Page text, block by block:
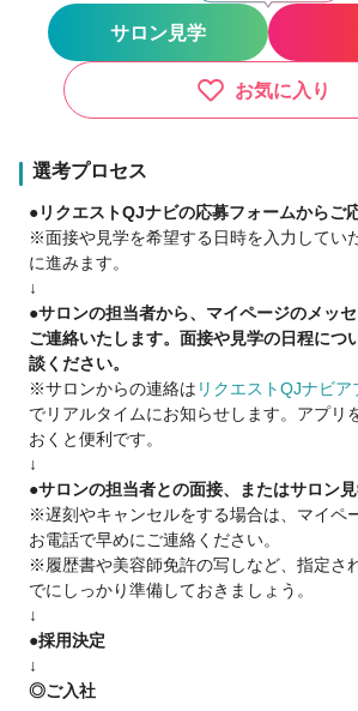
・研修制度充実
・時短勤務OK<ママさんパパさん応援>
・バックルーム完備
・現収入を確保しながら稼働時間を抑えたい
生涯美容師を続けられる環境があります。
『今までの技術や経験を活かしたい』『結
きる環境が良い』
安心して働ける環境を提供しています、テ
人一人が輝けるお店」
何でも相談しやすい環境です。
42坪の広々とした開放感あふれるサロンは
ルスペースが十分すぎるほどの贅沢空間が
囲気を感じにお気軽にサロン見学にいらし
サロン見学
お気に入り
選考プロセス
●リクエストQJナビの応募フォームからご
※面接や見学を希望する日時を入力してい
に進みます。
↓
●サロンの担当者から、マイページのメッ
ご連絡いたします。面接や見学の日程につ
談ください。
※サロンからの連絡は リクエストQJナビア
でリアルタイムにお知らせします。アプリ
おくと便利です。
↓
●サロンの担当者との面接、またはサロン見
※遅刻やキャンセルをする場合は、マイペ
お電話で早めにご連絡ください。
※履歴書や美容師免許の写しなど、指定さ
でにしっかり準備しておきましょう。
↓
●採用決定
↓
◎ご入社